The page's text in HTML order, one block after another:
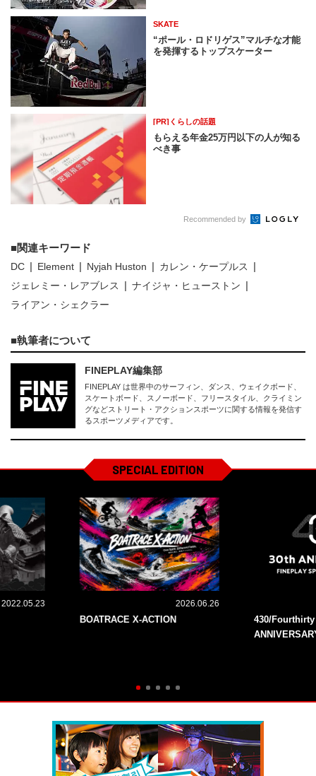
SKATE
“ポール・ロドリゲス”マルチな才能
を発揮するトップスケーター
[PR]くらしの話題
もらえる年金25万円以下の人が知る
べき事
Recommended by
関連キーワード
DC Element Nyjah Huston
カレン・ケープルス
ジェレミー・レアブレス
ナイジャ・ヒューストン
ライアン・シェクラー
執筆者について
FINEPLAY編集部
FINEPLAY は世界中のサーフィン、ダンス、ウェイクボード、
スケートボード、スノーボード、フリースタイル、クライミン
グなどストリート・アクションスポーツに関する情報を発信す
るスポーツメディアです。
SPECIAL EDITION
2022.05.23 2026.06.26
BOATRACE X-ACTION
430/